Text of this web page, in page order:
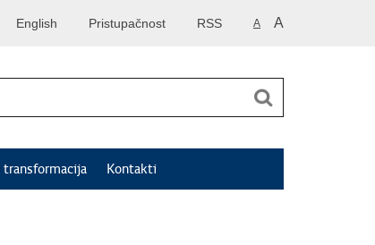
A A
RSS
Pristupačnost
English
Kontakti